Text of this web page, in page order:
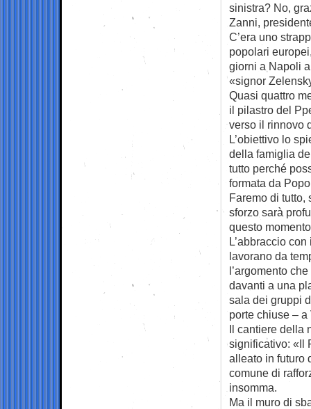
sinistra? No,
Zanni,
C’era uno
popolari
giorni a Napoli
«signor
Quasi quattro
il pilastro del
verso il rinnovo
L’obiettivo lo
della famiglia
tutto perché
formata da
Faremo di tutto,
sforzo sarà
questo
L’abbraccio
lavorano da
l’argomento
davanti a una
sala dei gruppi
porte chiuse –
Il cantiere della
significativo: «Il
alleato in futuro
comune di
insomma.
Ma il muro di